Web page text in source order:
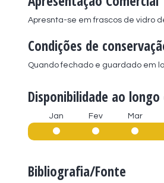
Apresnta-se em frascos de vidro
Condições de
Quando fechado e guardado em
Disponibilidade ao
Jan Fev Mar
Bibliografia/Fonte